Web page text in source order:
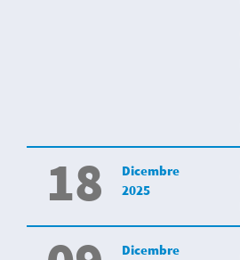
18
Dicembre
2025
Dicembre